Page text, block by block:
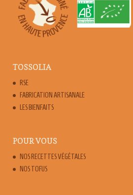
TOSSOLIA
RSE
FABRICATION ARTISANALE
LES BIENFAITS
POUR VOUS
NOS RECETTES VÉGÉTALES
NOS TOFUS